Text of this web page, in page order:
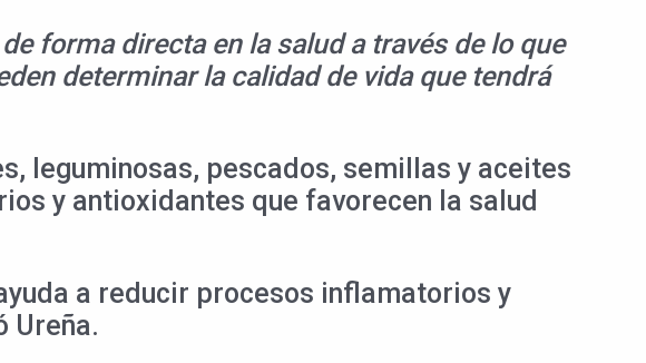
forma directa en la salud a través de lo que
determinar la calidad de vida que tendrá
leguminosas, pescados, semillas y aceites
y antioxidantes que favorecen la salud
a reducir procesos inflamatorios y
Ureña.